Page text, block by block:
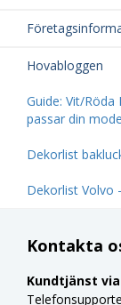
Hovabloggen
Guide: Vit/
passar din
Dekorlist
Dekorlist Volvo
Kontakta
Kundtjänst